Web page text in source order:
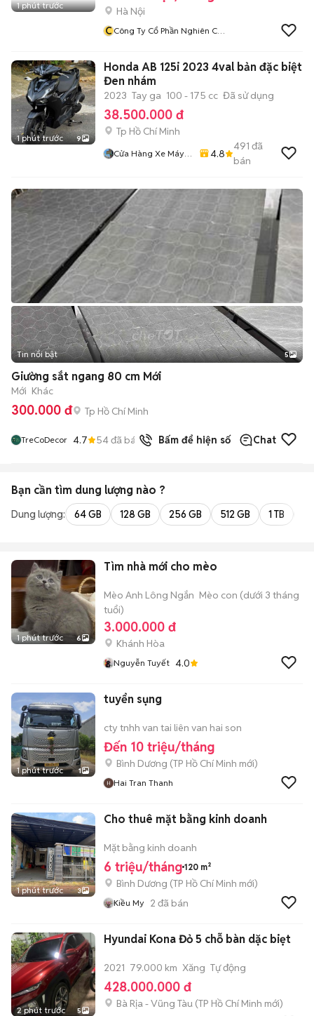
1 phút trước
Hà Nội
CCông Ty Cổ Phần Nghiên Cứu
1 phút trước 9
Honda AB 125i 2023 4val bản đặc biệt
Đen nhám
2023 Tay ga 100 - 175 cc Đã sử dụng
38.500.000 đ
Tp Hồ Chí Minh
Cửa Hàng Xe Máy
4.8
491 đã
bán
Tin nổi bật 5
Giường sắt ngang 80 cm Mới
Mới Khác
300.000 đ Tp Hồ Chí Minh
TreCoDecor 4.7 54đã bán Bấm để hiện số Chat
Bạn cần tìm dung lượng nào ?
Dung lượng: 64 GB 128 GB 256 GB 512 GB 1 TB
1 phút trước 6
Tìm nhà mới cho mèo
Mèo Anh Lông Ngắn Mèo con (dưới 3 tháng
tuổi)
3.000.000 đ
Khánh Hòa
Nguyễn Tuyết 4.0
1 phút trước 1
tuyển sụng
cty tnhh van tai liên van hai son
Đến 10 triệu/tháng
Bình Dương (TP Hồ Chí Minh mới)
Hai Tran Thanh
1 phút trước 3
Cho thuê mặt bằng kinh doanh
Mặt bằng kinh doanh
6 triệu/tháng 120 m²
Bình Dương (TP Hồ Chí Minh mới)
Kiều My 2 đã bán
2 phút trước 5
Hyundai Kona Đỏ 5 chỗ bàn dặc biẹt
2021 79.000 km Xăng Tự động
428.000.000 đ
Bà Rịa - Vũng Tàu (TP Hồ Chí Minh mới)